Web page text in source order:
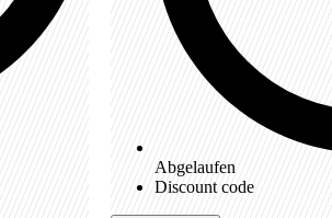
Abgelaufen
Discount code